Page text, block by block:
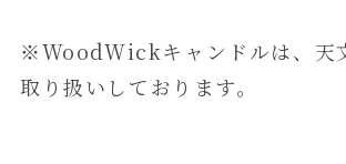
※WoodWickキャンドルは、天
取り扱いしております。